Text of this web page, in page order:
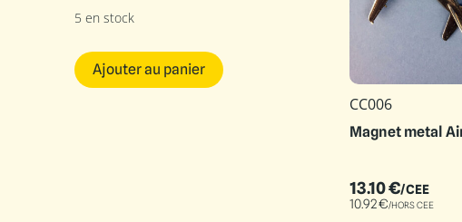
5 en stock
Ajouter au panier
CC006
Magnet metal
13.10€/CEE
10.92€/HORS CEE